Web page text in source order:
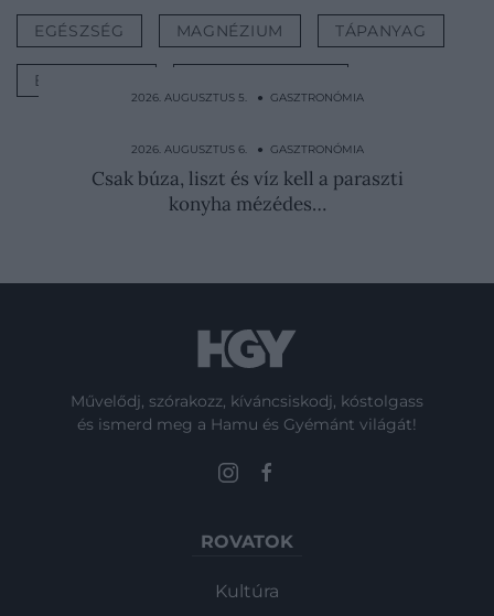
EGÉSZSÉG MAGNÉZIUM TÁPANYAG
ÉLELMISZER
2026. AUGUSZTUS 5. ● GASZTRONÓMIA
minden, csak nem wasabi
2026. AUGUSZTUS 6. ● GASZTRONÓMIA
Csak búza, liszt és víz kell a paraszti
konyha mézédes…
Művelődj, szórakozz, kíváncsiskodj, kóstolgass
és ismerd meg a Hamu és Gyémánt világát!
ROVATOK
Kultúra